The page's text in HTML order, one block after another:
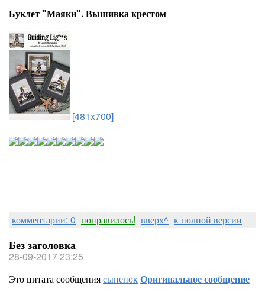
Буклет "Маяки". Вышивка крестом
[481x700]
комментарии: 0 понравилось! вверх^ к полной версии
Без заголовка
28-09-2017 23:25
Это цитата сообщениясыненокОригинальное сообщение